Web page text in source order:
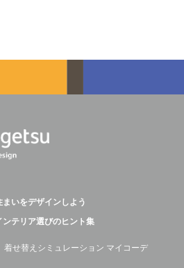
まいをデザインしよう
ンテリア選びのヒント集
着せ替えシミュレーション マイコーデ